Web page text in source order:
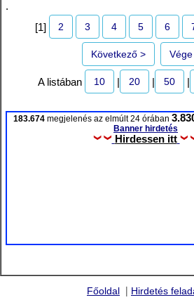
.
[1]
2 3 4 5 6
Következő >
A listában 10 20 50
183.674 megjelenés az elmúlt 24 órában
Banner hirdetés
Hirdessen itt
Főoldal | Hirdetés